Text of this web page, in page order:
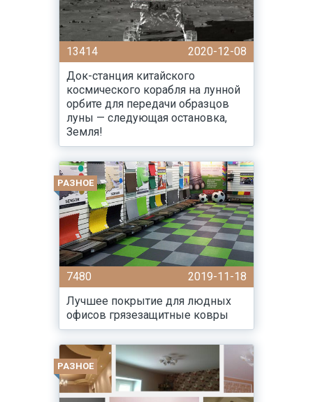
13414
2020-12-08
Док-станция китайского
космического корабля на лунной
орбите для передачи образцов
луны — следующая остановка,
Земля!
РАЗНОЕ
7480
2019-11-18
Лучшее покрытие для людных
офисов грязезащитные ковры
РАЗНОЕ